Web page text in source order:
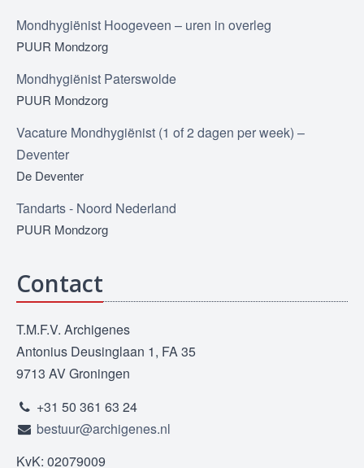
Mondhygiënist Hoogeveen – uren in overleg
PUUR Mondzorg
Mondhygiënist Paterswolde
PUUR Mondzorg
Vacature Mondhygiënist (1 of 2 dagen per week) –
Deventer
De Deventer
Tandarts - Noord Nederland
PUUR Mondzorg
Contact
T.M.F.V. Archigenes
Antonius Deusinglaan 1, FA 35
9713 AV Groningen
+31 50 361 63 24
bestuur@archigenes.nl
KvK: 02079009